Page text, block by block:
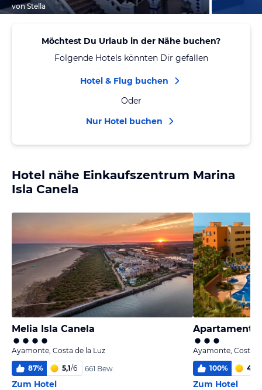
von Stella
Möchtest Du Urlaub in der Nähe buchen?
Folgende Hotels könnten Dir gefallen
Hotel & Flug buchen
Oder
Nur Hotel buchen
Hotel nähe Einkaufszentrum Marina
Isla Canela
Melia Isla Canela
Ayamonte, Costa de la Luz
87% 5,1/6 661 Bew.
Zum Hotel
Ayamonte, Costa
100% 4,5
Zum Hotel